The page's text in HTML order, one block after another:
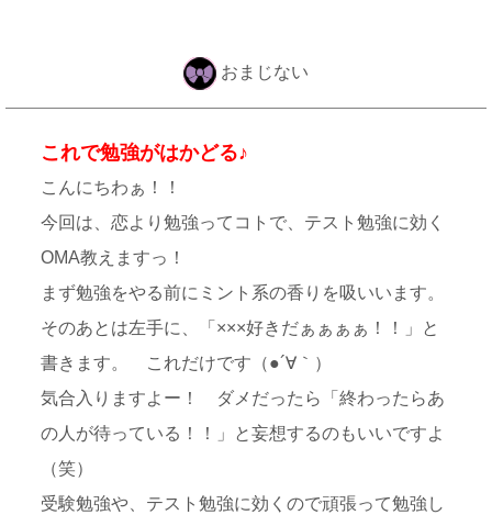
おまじない
これで勉強がはかどる♪
こんにちわぁ！！
今回は、恋より勉強ってコトで、テスト勉強に効く
OMA教えますっ！
まず勉強をやる前にミント系の香りを吸いいます。
そのあとは左手に、「×××好きだぁぁぁぁ！！」と
書きます。 これだけです（●´∀｀）
気合入りますよー！ ダメだったら「終わったらあ
の人が待っている！！」と妄想するのもいいですよ
（笑）
受験勉強や、テスト勉強に効くので頑張って勉強し